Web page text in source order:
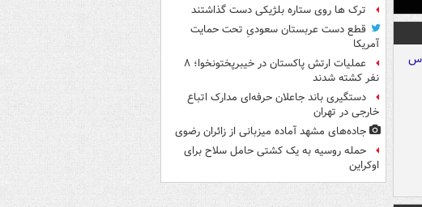
ترک ها روی ستاره بلژیکی دست گذاشتند
قطع دست عربستان سعودیِ تحت حمایت
آمریکا
عملیات ارتش پاکستان در خیبرپختونخوا؛ ۸
نفر کشته شدند
دستگیری باند جاعلان حرفه‌ای مدارک اتباع
خارجی در تهران
جاده‌های مشهد آماده میزبانی از زائران رضوی
حمله روسیه به یک کشتی حامل سلاح برای
اوکراین